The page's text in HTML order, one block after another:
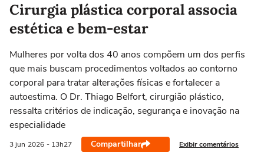
Cirurgia plástica corporal associa
estética e bem-estar
Mulheres por volta dos 40 anos compõem um dos perfis
que mais buscam procedimentos voltados ao contorno
corporal para tratar alterações físicas e fortalecer a
autoestima. O Dr. Thiago Belfort, cirurgião plástico,
ressalta critérios de indicação, segurança e inovação na
especialidade
3 jun 2026 - 13h27 Compartilhar Exibir comentários